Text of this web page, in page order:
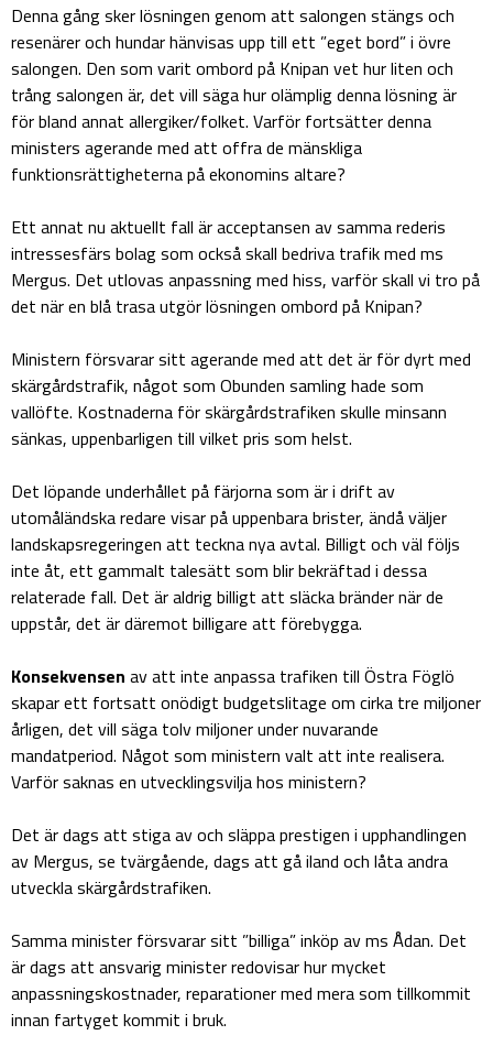
Denna gång sker lösningen genom att salongen stängs och
resenärer och hundar hänvisas upp till ett ”eget bord” i övre
salongen. Den som varit ombord på Knipan vet hur liten och
trång salongen är, det vill säga hur olämplig denna lösning är
för bland annat allergiker/folket. Varför fortsätter denna
ministers agerande med att offra de mänskliga
funktionsrättigheterna på ekonomins altare?
Ett annat nu aktuellt fall är acceptansen av samma rederis
intressesfärs bolag som också skall bedriva trafik med ms
Mergus. Det utlovas anpassning med hiss, varför skall vi tro på
det när en blå trasa utgör lösningen ombord på Knipan?
Ministern försvarar sitt agerande med att det är för dyrt med
skärgårdstrafik, något som Obunden samling hade som
vallöfte. Kostnaderna för skärgårdstrafiken skulle minsann
sänkas, uppenbarligen till vilket pris som helst.
Det löpande underhållet på färjorna som är i drift av
utomåländska redare visar på uppenbara brister, ändå väljer
landskapsregeringen att teckna nya avtal. Billigt och väl följs
inte åt, ett gammalt talesätt som blir bekräftad i dessa
relaterade fall. Det är aldrig billigt att släcka bränder när de
uppstår, det är däremot billigare att förebygga.
Konsekvensen av att inte anpassa trafiken till Östra Föglö
skapar ett fortsatt onödigt budgetslitage om cirka tre miljoner
årligen, det vill säga tolv miljoner under nuvarande
mandatperiod. Något som ministern valt att inte realisera.
Varför saknas en utvecklingsvilja hos ministern?
Det är dags att stiga av och släppa prestigen i upphandlingen
av Mergus, se tvärgående, dags att gå iland och låta andra
utveckla skärgårdstrafiken.
Samma minister försvarar sitt ”billiga” inköp av ms Ådan. Det
är dags att ansvarig minister redovisar hur mycket
anpassningskostnader, reparationer med mera som tillkommit
innan fartyget kommit i bruk.